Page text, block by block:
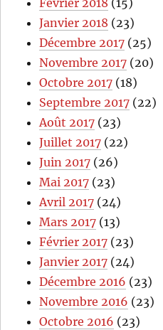
Fevrier 2018 (15)
Janvier 2018 (23)
Décembre 2017 (25)
Novembre 2017 (20)
Octobre 2017 (18)
Septembre 2017 (22)
Août 2017 (23)
Juillet 2017 (22)
Juin 2017 (26)
Mai 2017 (23)
Avril 2017 (24)
Mars 2017 (13)
Février 2017 (23)
Janvier 2017 (24)
Décembre 2016 (23)
Novembre 2016 (23)
Octobre 2016 (23)